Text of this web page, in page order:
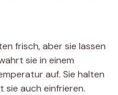
frisch, aber sie lassen
sie in einem
auf. Sie halten
sie auch einfrieren.